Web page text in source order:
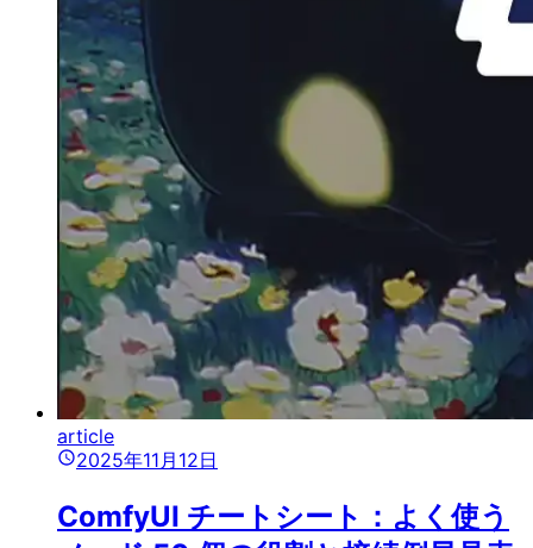
article
2025年11月12日
ComfyUI チートシート：よく使う